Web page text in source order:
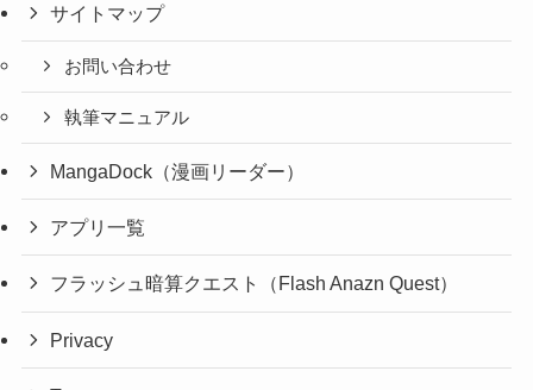
サイトマップ
お問い合わせ
執筆マニュアル
MangaDock（漫画リーダー）
アプリ一覧
フラッシュ暗算クエスト（Flash Anazn Quest）
Privacy